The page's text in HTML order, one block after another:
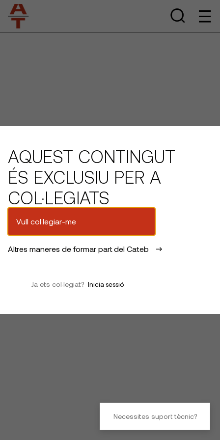
AQUEST CONTINGUT
ÉS EXCLUSIU PER A
COL·LEGIATS
Vull col·legiar-me
Altres maneres de formar part del Cateb
Ja ets col·legiat? Inicia sessió
Necessites suport tècnic?